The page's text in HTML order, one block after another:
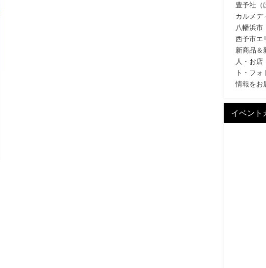
豊予社（
カルメデ
八幡浜市
西予市エ
新商品＆
人・お店
ト・フ
情報をお
イベント